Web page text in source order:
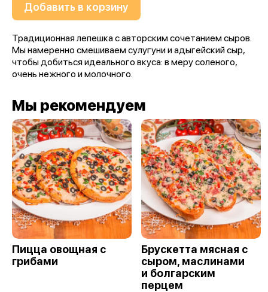
Добавить в корзину
Традиционная лепешка с авторским сочетанием сыров.
Мы намеренно смешиваем сулугуни и адыгейский сыр,
чтобы добиться идеального вкуса: в меру соленого,
очень нежного и молочного.
Мы рекомендуем
Пицца овощная с
грибами
Брускетта мясная с
сыром, маслинами
и болгарским
перцем